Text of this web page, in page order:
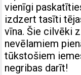
vienīgi
izdzert tasīti
vīna. Šie cilvēki
nevēlamiem
tūkstošiem
negribas darīt!